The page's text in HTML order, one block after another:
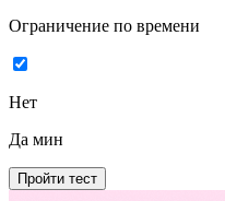
Ограничение по времени
Нет
Да мин
Пройти тест